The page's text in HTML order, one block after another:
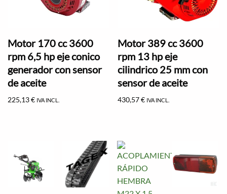
Motor 170 cc 3600
rpm 6,5 hp eje conico
generador con sensor
de aceite
225,13€ IVA INCL.
Motor 389 cc 3600
rpm 13 hp eje
cilindrico 25 mm con
sensor de aceite
430,57€ IVA INCL.